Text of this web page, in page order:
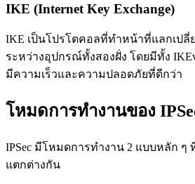
IKE (Internet Key Exchange)
IKE เป็นโปรโตคอลที่ทำหน้าที่แลกเป
ระหว่างอุปกรณ์ทั้งสองฝั่ง โดยมีทั้ง
มีความเร็วและความปลอดภัยที่ดีกว่า
โหมดการทำงานของ
IPSec มีโหมดการทำงาน 2 แบบหลัก
แตกต่างกัน